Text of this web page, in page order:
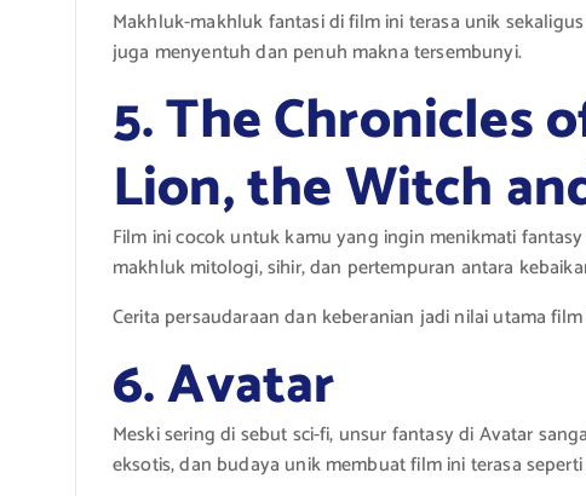
Makhluk-makhluk fantasi di film ini terasa unik
juga menyentuh dan penuh makna tersembunyi.
5. The Chronicles
Lion, the Witch
Film ini cocok untuk kamu yang ingin menikmati
makhluk mitologi, sihir, dan pertempuran antara
Cerita persaudaraan dan keberanian jadi nilai utama
6. Avatar
Meski sering di sebut sci-fi, unsur fantasy di Avatar
eksotis, dan budaya unik membuat film ini terasa